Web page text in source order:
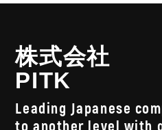
株式会社
PITK
Leading Japanese